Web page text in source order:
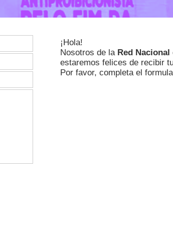
¡Hola!
Nosotros de la Red
estaremos felices de recibir
Por favor, completa el